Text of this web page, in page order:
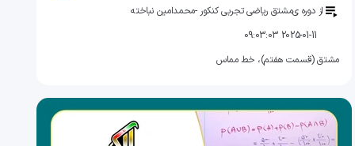
از دوره یمشتق ریاضی تجربی کنکور -محمدامین نباخته
2025-01-11 09:03:03
مشتق (قسمت هفتم)، خط مماس